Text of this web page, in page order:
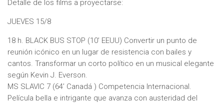
Detalle de los films a proyectarse:
JUEVES 15/8
18 h. BLACK BUS STOP (10’ EEUU) Convertir un punto de
reunión icónico en un lugar de resistencia con bailes y
cantos. Transformar un corto político en un musical elegante
según Kevin J. Everson.
MS SLAVIC 7 (64’ Canadá ) Competencia Internacional.
Película bella e intrigante que avanza con austeridad del